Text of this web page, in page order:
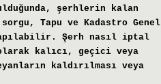
şerhlerin kalan
Tapu ve Kadastro Genel
Şerh nasıl iptal
kalıcı, geçici veya
kaldırılması veya